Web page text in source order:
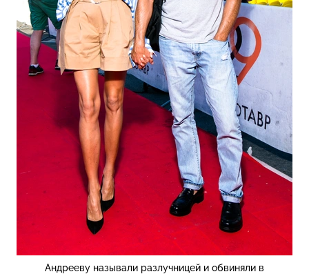
Андрееву называли разлучницей и обвиняли в